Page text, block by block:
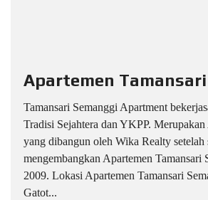
Apartemen
Tamansari Semanggi Apartment
Tradisi Sejahtera dan YKPP.
yang dibangun oleh Wika Realty setelah
mengembangkan Apartemen Tamansari
2009. Lokasi Apartemen Tamansari
Gatot...